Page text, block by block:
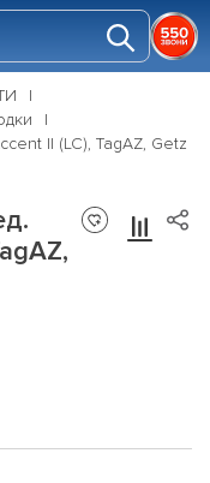
II (LC), TagAZ, Getz